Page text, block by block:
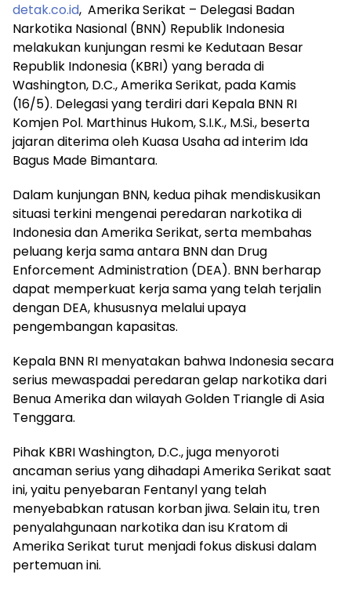
detak.co.id, Amerika Serikat – Delegasi Badan
Narkotika Nasional (BNN) Republik Indonesia
melakukan kunjungan resmi ke Kedutaan Besar
Republik Indonesia (KBRI) yang berada di
Washington, D.C., Amerika Serikat, pada Kamis
(16/5). Delegasi yang terdiri dari Kepala BNN RI
Komjen Pol. Marthinus Hukom, S.I.K., M.Si., beserta
jajaran diterima oleh Kuasa Usaha ad interim Ida
Bagus Made Bimantara.
Dalam kunjungan BNN, kedua pihak mendiskusikan
situasi terkini mengenai peredaran narkotika di
Indonesia dan Amerika Serikat, serta membahas
peluang kerja sama antara BNN dan Drug
Enforcement Administration (DEA). BNN berharap
dapat memperkuat kerja sama yang telah terjalin
dengan DEA, khususnya melalui upaya
pengembangan kapasitas.
Kepala BNN RI menyatakan bahwa Indonesia secara
serius mewaspadai peredaran gelap narkotika dari
Benua Amerika dan wilayah Golden Triangle di Asia
Tenggara.
Pihak KBRI Washington, D.C., juga menyoroti
ancaman serius yang dihadapi Amerika Serikat saat
ini, yaitu penyebaran Fentanyl yang telah
menyebabkan ratusan korban jiwa. Selain itu, tren
penyalahgunaan narkotika dan isu Kratom di
Amerika Serikat turut menjadi fokus diskusi dalam
pertemuan ini.